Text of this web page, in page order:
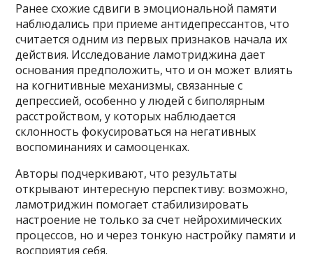
Ранее схожие сдвиги в эмоциональной памяти
наблюдались при приеме антидепрессантов, что
считается одним из первых признаков начала их
действия. Исследование ламотриджина дает
основания предположить, что и он может влиять
на когнитивные механизмы, связанные с
депрессией, особенно у людей с биполярным
расстройством, у которых наблюдается
склонность фокусироваться на негативных
воспоминаниях и самооценках.
Авторы подчеркивают, что результаты
открывают интересную перспективу: возможно,
ламотриджин помогает стабилизировать
настроение не только за счет нейрохимических
процессов, но и через тонкую настройку памяти и
восприятия себя.